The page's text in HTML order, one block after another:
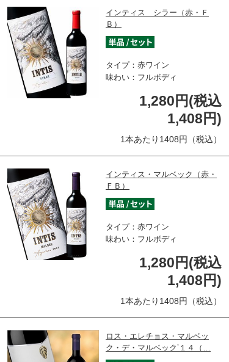
インティス シラー（赤・Ｆ
Ｂ）
タイプ：赤ワイン
味わい：フルボディ
1,280円(税込
1,408円)
1本あたり1408円（税込）
インティス・マルベック（赤・
ＦＢ）
タイプ：赤ワイン
味わい：フルボディ
1,280円(税込
1,408円)
1本あたり1408円（税込）
ロス・エレチョス・マルベッ
ク・デ・マルベック’１４（…